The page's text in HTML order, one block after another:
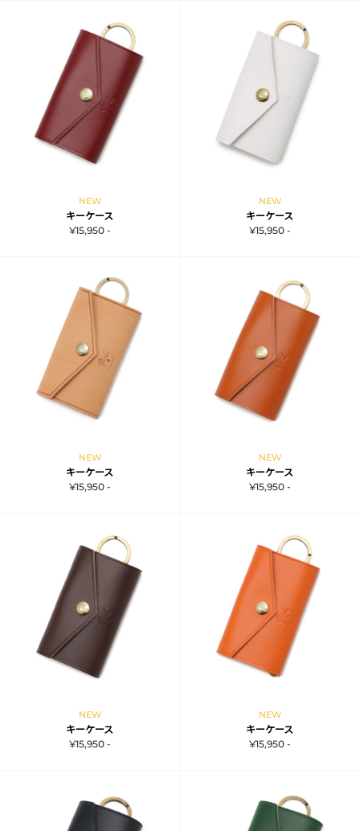
NEW
キーケース
¥15,950 -
NEW
キーケース
¥15,950 -
NEW
キーケース
¥15,950 -
NEW
キーケース
¥15,950 -
NEW
キーケース
¥15,950 -
NEW
キーケース
¥15,950 -